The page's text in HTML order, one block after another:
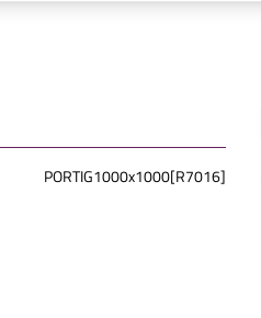
PORTIG1000x1000[R7016]